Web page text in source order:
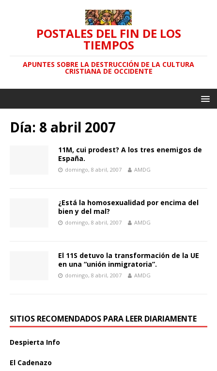
POSTALES DEL FIN DE LOS
TIEMPOS
APUNTES SOBRE LA DESTRUCCIÓN DE LA CULTURA
CRISTIANA DE OCCIDENTE
Día: 8 abril 2007
11M, cui prodest? A los tres enemigos de
España.
domingo, 8 abril, 2007 AMDG
¿Está la homosexualidad por encima del
bien y del mal?
domingo, 8 abril, 2007 AMDG
El 11S detuvo la transformación de la UE
en una “unión inmigratoria”.
domingo, 8 abril, 2007 AMDG
SITIOS RECOMENDADOS PARA LEER DIARIAMENTE
Despierta Info
El Cadenazo